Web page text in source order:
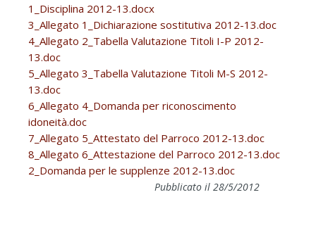
1_Disciplina 2012-13.docx
3_Allegato 1_Dichiarazione sostitutiva 2012-13.doc
4_Allegato 2_Tabella Valutazione Titoli I-P 2012-
13.doc
5_Allegato 3_Tabella Valutazione Titoli M-S 2012-
13.doc
6_Allegato 4_Domanda per riconoscimento
idoneità.doc
7_Allegato 5_Attestato del Parroco 2012-13.doc
8_Allegato 6_Attestazione del Parroco 2012-13.doc
2_Domanda per le supplenze 2012-13.doc
Pubblicato il 28/5/2012